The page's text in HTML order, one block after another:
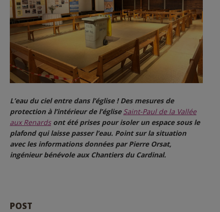
L’eau du ciel entre dans l’église ! Des mesures de
protection à l’intérieur de l’église Saint-Paul de la Vallée
aux Renardsont été prises pour isoler un espace sous le
plafond qui laisse passer l’eau. Point sur la situation
avec les informations données par Pierre Orsat,
ingénieur bénévole aux Chantiers du Cardinal.
POST